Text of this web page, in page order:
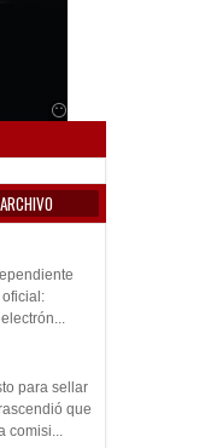
ARCHIVO
para sellar
que
comisi...